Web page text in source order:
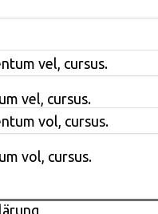
vel, cursus.
vol, cursus.